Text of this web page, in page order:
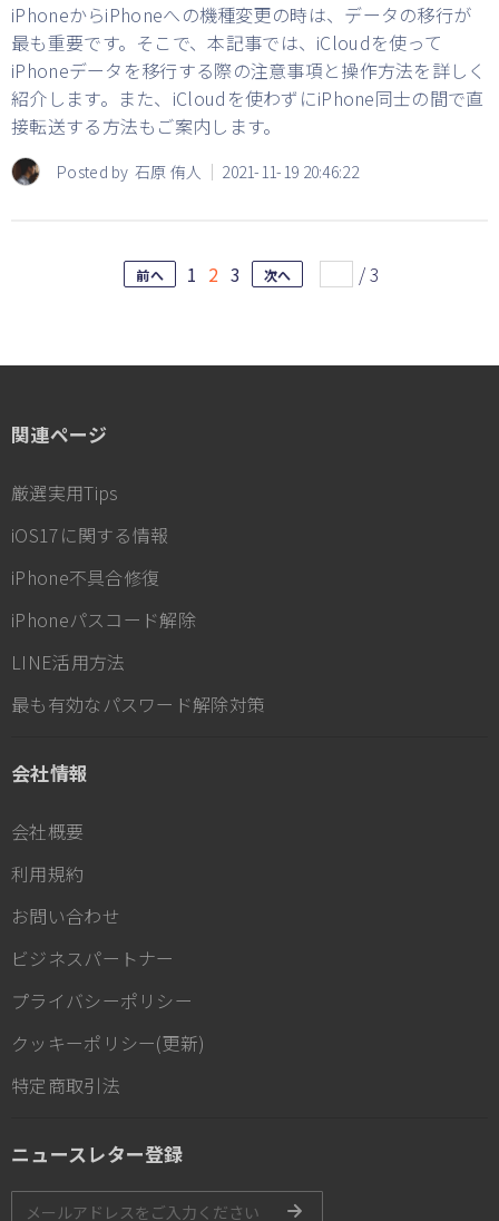
iPhoneからiPhoneへの機種変更の時は、データの移行が
最も重要です。そこで、本記事では、iCloudを使って
iPhoneデータを移行する際の注意事項と操作方法を詳しく
紹介します。また、iCloudを使わずにiPhone同士の間で直
接転送する方法もご案内します。
Posted by 石原 侑人 2021-11-19 20:46:22
前へ 1 2 3 次へ /3
関連ページ
厳選実用Tips
iOS17に関する情報
iPhone不具合修復
iPhoneパスコード解除
LINE活用方法
最も有効なパスワード解除対策
会社情報
会社概要
利用規約
お問い合わせ
ビジネスパートナー
プライバシーポリシー
クッキーポリシー(更新)
特定商取引法
ニュースレター登録